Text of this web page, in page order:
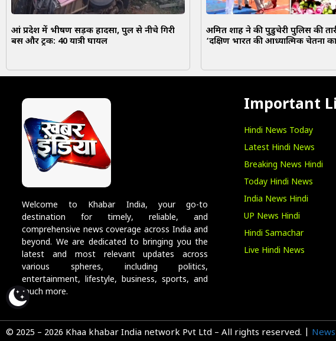
आंध्र प्रदेश में भीषण सड़क हादसा, पुल से नीचे गिरी
बस और ट्रक: 40 यात्री घायल
अमित शाह ने की पुडुचेरी पुलिस की
‘दक्षिण भारत की आध्यात्मिक चेतना का
Welcome to Khabar India, your go-to
destination for timely, reliable, and
comprehensive news coverage across India and
beyond. We are dedicated to bringing you the
latest and most relevant updates across
various spheres, including politics,
entertainment, lifestyle, business, sports, and
much more.
Important
Hindi News Today
Latest Hindi News
Breaking News Hindi
Today Hindi News
India News Hindi
UP News Hindi
Hindi Samachar
Live Hindi News
© 2025 – 2026 Khaa khabar India network Pvt Ltd – All rights reserved. |